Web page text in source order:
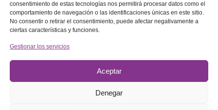
consentimiento de estas tecnologías nos permitirá procesar datos como el
comportamiento de navegación o las identificaciones únicas en este sitio.
No consentir o retirar el consentimiento, puede afectar negativamente a
ciertas características y funciones.
Gestionar los servicios
Aceptar
Denegar
Política de privacidad